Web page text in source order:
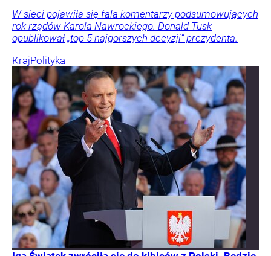
W sieci pojawiła się fala komentarzy podsumowujących
rok rządów Karola Nawrockiego. Donald Tusk
opublikował „top 5 najgorszych decyzji” prezydenta.
KrajPolityka